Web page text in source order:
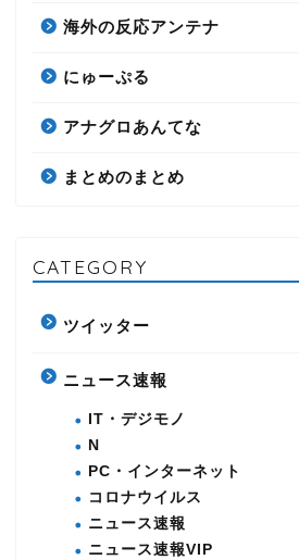
海外の反応アンテナ
にゅーぷる
アナグロあんてな
まとめのまとめ
CATEGORY
ツイッター
ニュース速報
IT・デジモノ
N
PC・インターネット
コロナウイルス
ニュース速報
ニュース速報VIP